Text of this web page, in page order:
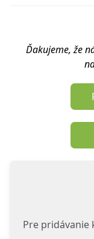
Ďakujeme, že
Pre pridávanie